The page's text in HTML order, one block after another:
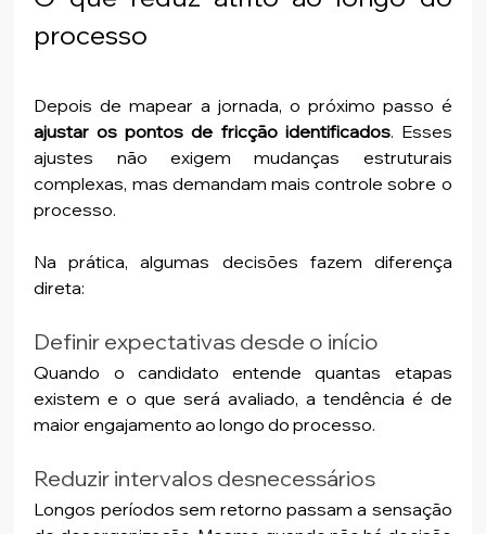
processo
ajustar os pontos de fricção identificados. Esses
ajustes não exigem mudanças estruturais
complexas, mas demandam mais controle sobre o
processo.
Na prática, algumas decisões fazem diferença
direta:
Definir expectativas desde o início
Quando o candidato entende quantas etapas
existem e o que será avaliado, a tendência é de
maior engajamento ao longo do processo.
Reduzir intervalos desnecessários
Longos períodos sem retorno passam a sensação